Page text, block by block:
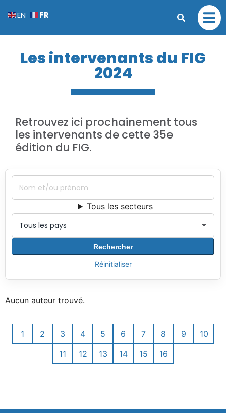
Les intervenants du FIG
2024
Retrouvez ici prochainement tous
les intervenants de cette 35e
édition du FIG.
Tous les secteurs
Rechercher
Réinitialiser
Aucun auteur trouvé.
1 2 3 4 5 6 7 8 9
10
11
12 13 14 15 16
EN FR